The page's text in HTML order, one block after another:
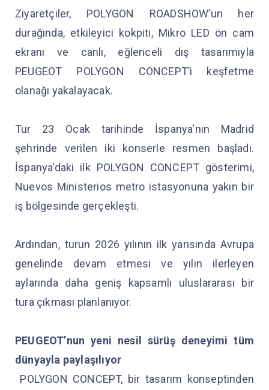
Ziyaretçiler, POLYGON ROADSHOW’un her
durağında, etkileyici kokpiti, Mikro LED ön cam
ekranı ve canlı, eğlenceli dış tasarımıyla
PEUGEOT POLYGON CONCEPT’i keşfetme
olanağı yakalayacak.
Tur 23 Ocak tarihinde İspanya'nın Madrid
şehrinde verilen iki konserle resmen başladı.
İspanya'daki ilk POLYGON CONCEPT gösterimi,
Nuevos Ministerios metro istasyonuna yakın bir
iş bölgesinde gerçekleşti.
Ardından, turun 2026 yılının ilk yarısında Avrupa
genelinde devam etmesi ve yılın ilerleyen
aylarında daha geniş kapsamlı uluslararası bir
tura çıkması planlanıyor.
PEUGEOT’nun yeni nesil sürüş deneyimi tüm
dünyayla paylaşılıyor
POLYGON CONCEPT, bir tasarım konseptinden